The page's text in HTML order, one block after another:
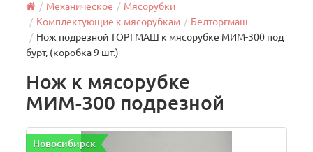
Механическое
Мясорубки
Комплектующие к мясорубкам
Белторгмаш
Нож подрезной ТОРГМАШ к мясорубке МИМ-300 под
бурт, (коробка 9 шт.)
Нож к мясорубке
МИМ-300 подрезной
Новосибирск